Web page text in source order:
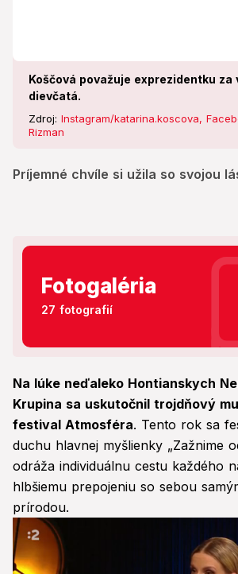
Koščová považuje exprezidentku za
dievčatá.
Zdroj: Instagram/katarina.koscova,
Rizman
Príjemné chvíle si užila so svojou
Fotogaléria
27 fotografií
Na lúke neďaleko Hontianskych
Krupina sa uskutočnil trojdňový
festival Atmosféra. Tento rok sa
duchu hlavnej myšlienky „Zažnime
odráža individuálnu cestu každého
hlbšiemu prepojeniu so sebou
prírodou.